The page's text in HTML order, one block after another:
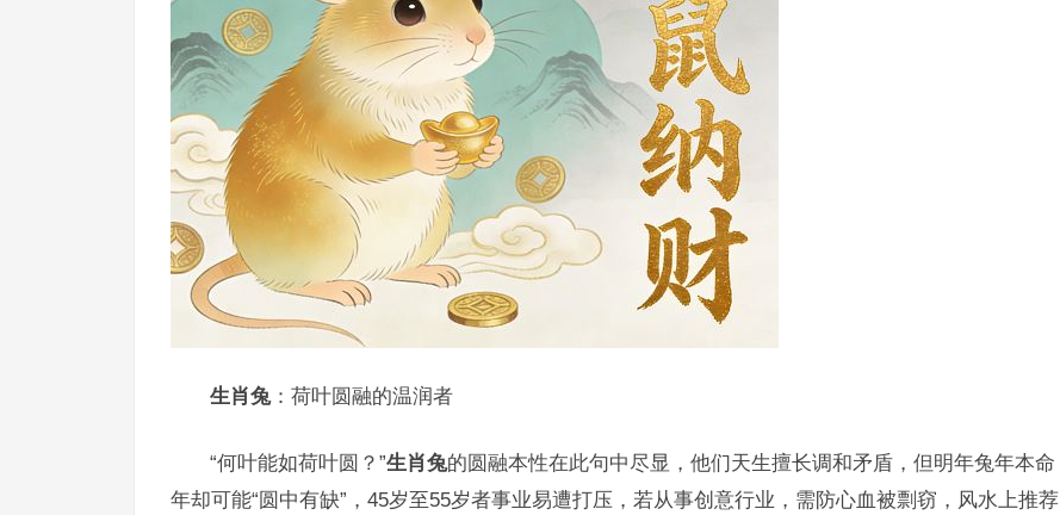
生肖兔：荷叶圆融的温润者
“何叶能如荷叶圆？”生肖兔的圆融本性在此句中尽显，他们天生擅长调和矛盾，但明年兔年本命
年却可能“圆中有缺”，45岁至55岁者事业易遭打压，若从事创意行业，需防心血被剽窃，风水上推荐